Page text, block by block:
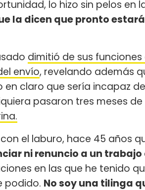
lo hizo sin pelos en
la dicen que pronto
dimitió de sus
envío, revelando además
en claro que sería incapaz
pasaron tres meses de
el laburo, hace 45 años
ni renuncio a un trabajo
en las que he tenido
podido. No soy una tilinga